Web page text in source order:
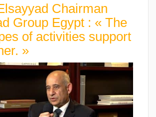
Chairman
Group Egypt : « The
of activities support
»